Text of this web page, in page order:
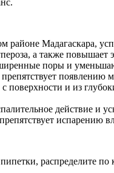
Мадагаскара,
а также повышает
поры и
появлению
поверхности и из
действие и
испарению
распределите